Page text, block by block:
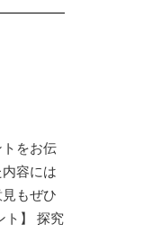
をお伝
容には
もぜひ
ト】 探究